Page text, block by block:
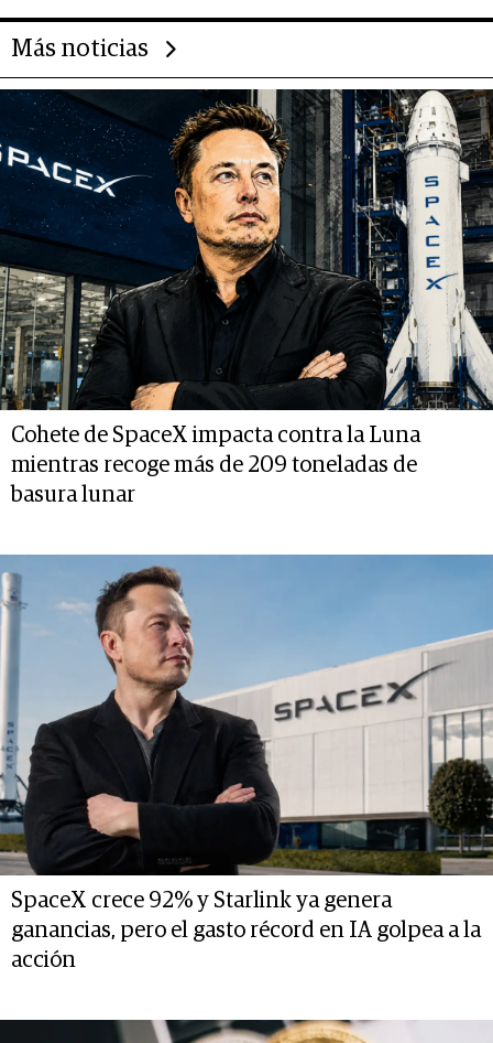
financiero
Más noticias
Cohete de SpaceX impacta contra la Luna
mientras recoge más de 209 toneladas de
basura lunar
SpaceX crece 92% y Starlink ya genera
ganancias, pero el gasto récord en IA golpea a la
acción